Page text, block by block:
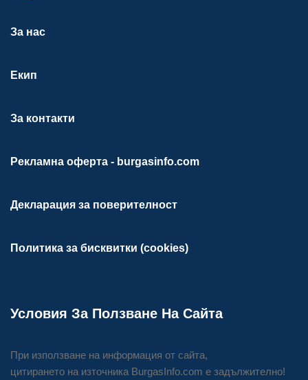
За нас
Екип
За контакти
Рекламна оферта - burgasinfo.com
Декларация за поверителност
Политика за бисквитки (cookies)
Условия За Ползване На Сайта
При използване на информация от сайта,
цитирането на източника BurgasInfo.com е задължително!